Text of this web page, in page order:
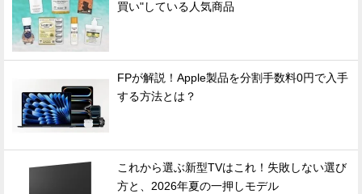
買い"している人気商品
FPが解説！Apple製品を分割手数料0円で入手
する方法とは？
これから選ぶ新型TVはこれ！失敗しない選び
方と、2026年夏の一押しモデル